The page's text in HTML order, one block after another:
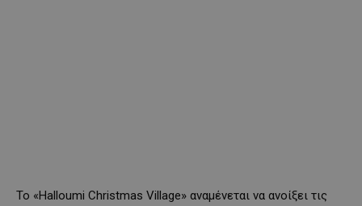
Το «Halloumi Christmas Village» αναμένεται να ανοίξει τις